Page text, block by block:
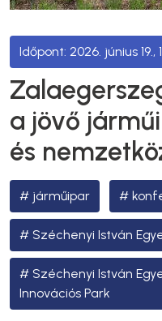
2026. június 19.,
a jövő
és
járműipar
Széchenyi István
Széchenyi István
Innovációs Park